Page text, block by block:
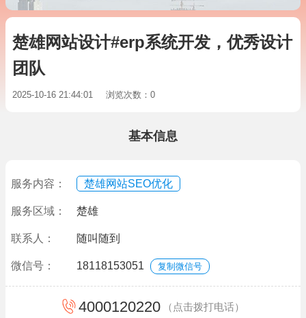
楚雄网站设计#erp系统开发，优秀设计
团队
2025-10-16 21:44:01 浏览次数：0
基本信息
服务内容： 楚雄网站SEO优化
服务区域： 楚雄
联系人： 随叫随到
微信号： 18118153051 复制微信号
4000120220 （点击拨打电话）